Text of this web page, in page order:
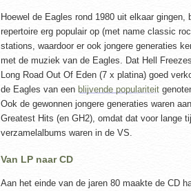
Hoewel de Eagles rond 1980 uit elkaar gingen,
repertoire erg populair op (met name classic
stations, waardoor er ook jongere generaties
met de muziek van de Eagles. Dat Hell
Long Road Out Of Eden (7 x platina) goed
de Eagles van een blijvende populariteit
Ook de gewonnen jongere generaties waren
Greatest Hits (en GH2), omdat dat voor lange
verzamelalbums waren in de VS.
Van LP naar CD
Aan het einde van de jaren 80 maakte de CD